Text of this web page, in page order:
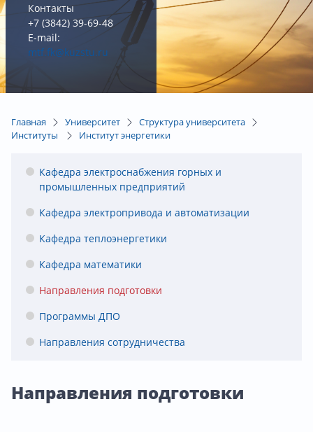
Контакты
+7 (3842) 39-69-48
E-mail:
mtf.fk@kuzstu.ru
Главная Университет
Структура университета
Институты
Институт энергетики
Кафедра электроснабжения горных и
промышленных предприятий
Кафедра электропривода и автоматизации
Кафедра теплоэнергетики
Кафедра математики
Направления подготовки
Программы ДПО
Направления сотрудничества
Направления подготовки